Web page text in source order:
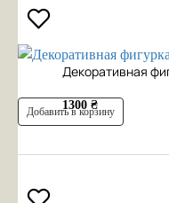
Декоративная
1300 ₴
Добавить в корзину